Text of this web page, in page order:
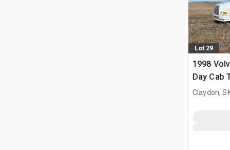
Lot 29
1998
Day Cab
Claydon,